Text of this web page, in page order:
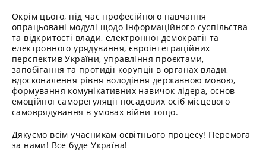
Окрім цього, під час професійного навчання
опрацьовані модулі щодо інформаційного суспільства
та відкритості влади, електронної демократії та
електронного урядування, євроінтеграційних
перспектив України, управління проєктами,
запобігання та протидії корупції в органах влади,
вдосконалення рівня володіння державною мовою,
формування комунікативних навичок лідера, основ
емоційної саморегуляції посадових осіб місцевого
самоврядування в умовах війни тощо.
Дякуємо всім учасникам освітнього процесу! Перемога
за нами! Все буде Україна!